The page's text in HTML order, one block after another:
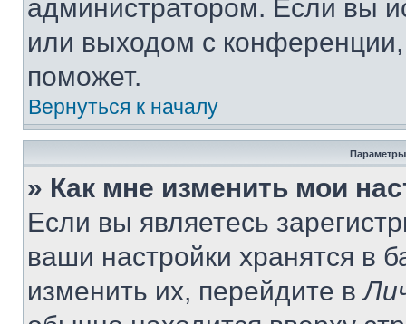
администратором. Если вы
или выходом с
поможет.
Вернуться к началу
Параметры
» Как мне изменить мои
Если вы являетесь
ваши настройки хранятся в
изменить их, перейдите в